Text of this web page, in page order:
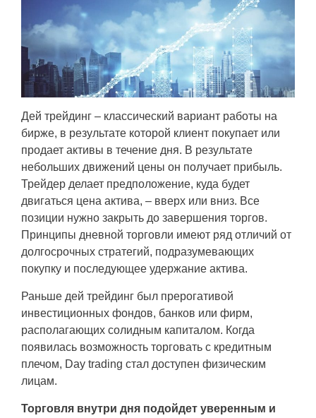
Дей трейдинг – классический вариант работы на
бирже, в результате которой клиент покупает или
продает активы в течение дня. В результате
небольших движений цены он получает прибыль.
Трейдер делает предположение, куда будет
двигаться цена актива, – вверх или вниз. Все
позиции нужно закрыть до завершения торгов.
Принципы дневной торговли имеют ряд отличий от
долгосрочных стратегий, подразумевающих
покупку и последующее удержание актива.
Раньше дей трейдинг был прерогативой
инвестиционных фондов, банков или фирм,
располагающих солидным капиталом. Когда
появилась возможность торговать с кредитным
плечом, Day trading стал доступен физическим
лицам.
Торговля внутри дня подойдет уверенным и